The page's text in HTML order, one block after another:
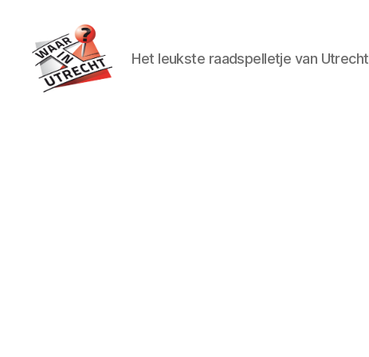
Het leukste raadspelletje van Utrecht